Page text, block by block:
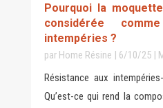
Pourquoi la
considérée
intempéries ?
par Home Résine 6/10/25|
Résistance aux
Qu’est-ce qui rend la